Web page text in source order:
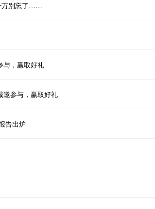
万别忘了……
与，赢取好礼
邀参与，赢取好礼
告出炉